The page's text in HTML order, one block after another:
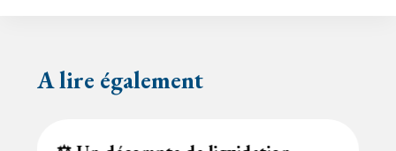
A lire également